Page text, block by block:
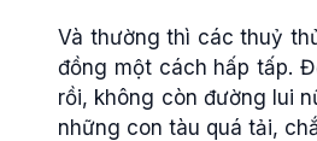
Và thường thì các thuỷ
đồng một cách hấp tấp.
rồi, không còn đường lui
những con tàu quá tải,